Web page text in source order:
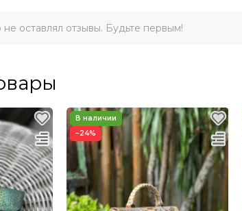
оставлял отзывы. Будьте первым!
−24%